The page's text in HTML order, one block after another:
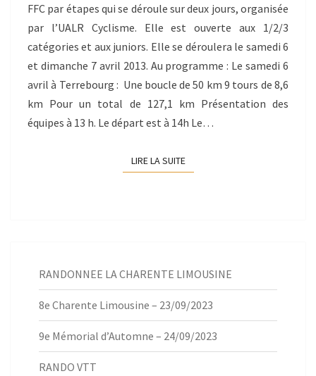
AVRIL
2013
FFC par étapes qui se déroule sur deux jours, organisée
par l’UALR Cyclisme. Elle est ouverte aux 1/2/3
catégories et aux juniors. Elle se déroulera le samedi 6
et dimanche 7 avril 2013. Au programme : Le samedi 6
avril à Terrebourg : Une boucle de 50 km 9 tours de 8,6
km Pour un total de 127,1 km Présentation des
équipes à 13 h. Le départ est à 14h Le…
LIRE LA SUITELIRE LA SUITE
RANDONNEE LA CHARENTE LIMOUSINE
8e Charente Limousine – 23/09/2023
9e Mémorial d’Automne – 24/09/2023
RANDO VTT